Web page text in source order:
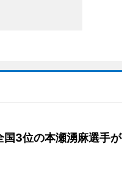
国3位の本瀬湧麻選手が